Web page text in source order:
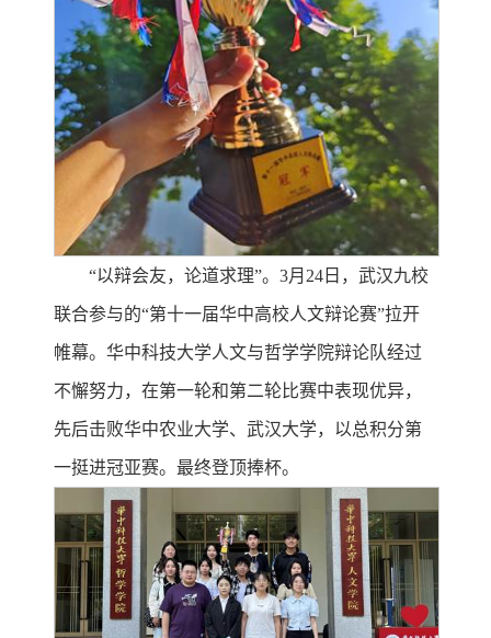
“以辩会友，论道求理”。3月24日，武汉九校
联合参与的“第十一届华中高校人文辩论赛”拉开
帷幕。华中科技大学人文与哲学学院辩论队经过
不懈努力，在第一轮和第二轮比赛中表现优异，
先后击败华中农业大学、武汉大学，以总积分第
一挺进冠亚赛。最终登顶捧杯。